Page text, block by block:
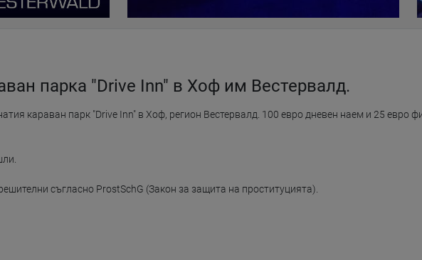
парка "Drive Inn" в Хоф им Вестервалд.
караван парк "Drive Inn" в Хоф, регион Вестервалд. 100 евро дневен наем и 25 евро
съгласно ProstSchG (Закон за защита на проституцията).